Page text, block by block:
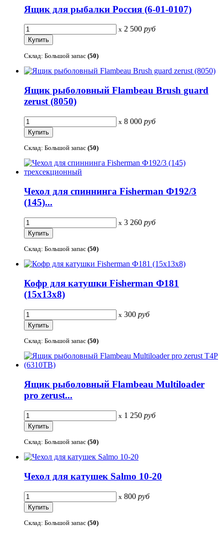
Ящик для рыбалки Россия (6-01-0107)
x 2 500 руб
Склад: Большой запас (50)
Ящик рыболовный Flambeau Brush guard
zerust (8050)
x 8 000 руб
Склад: Большой запас (50)
Чехол для спиннинга Fisherman Ф192/3
(145)...
x 3 260 руб
Склад: Большой запас (50)
Кофр для катушки Fisherman Ф181
(15х13х8)
x 300 руб
Склад: Большой запас (50)
Ящик рыболовный Flambeau Multiloader
pro zerust...
x 1 250 руб
Склад: Большой запас (50)
Чехол для катушек Salmo 10-20
x 800 руб
Склад: Большой запас (50)